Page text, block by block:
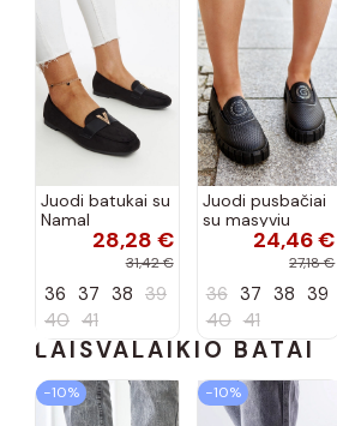
Juodi batukai su
Namal
dekoracija28,28 €
31,42 €
36 37 38 39
40 41
Juodi pusbačiai
su masyviu
padu Teska24,46 €
27,18 €
36 37 38 39
40 41
LAISVALAIKIO BATAI
−10% −10%